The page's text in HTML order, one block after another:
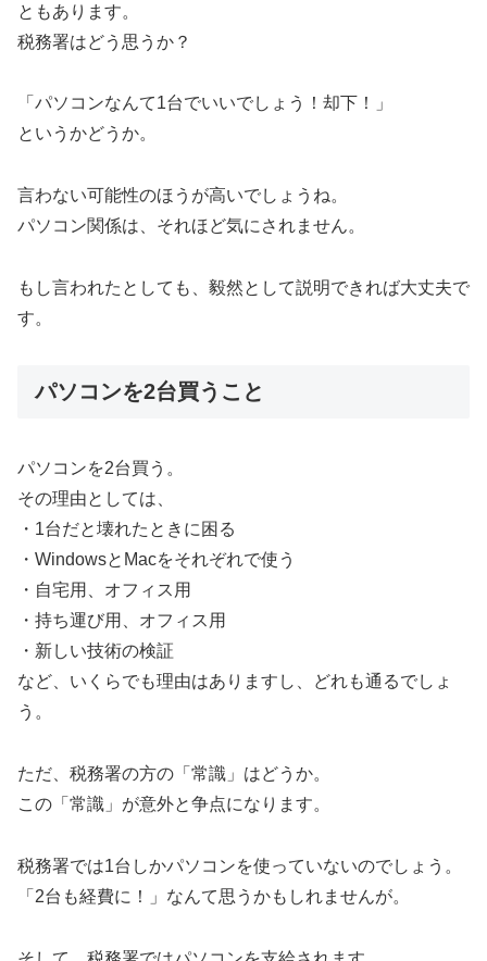
ともあります。
税務署はどう思うか？
「パソコンなんて1台でいいでしょう！却下！」
というかどうか。
言わない可能性のほうが高いでしょうね。
パソコン関係は、それほど気にされません。
もし言われたとしても、毅然として説明できれば大丈夫で
す。
パソコンを2台買うこと
パソコンを2台買う。
その理由としては、
・1台だと壊れたときに困る
・WindowsとMacをそれぞれで使う
・自宅用、オフィス用
・持ち運び用、オフィス用
・新しい技術の検証
など、いくらでも理由はありますし、どれも通るでしょ
う。
ただ、税務署の方の「常識」はどうか。
この「常識」が意外と争点になります。
税務署では1台しかパソコンを使っていないのでしょう。
「2台も経費に！」なんて思うかもしれませんが。